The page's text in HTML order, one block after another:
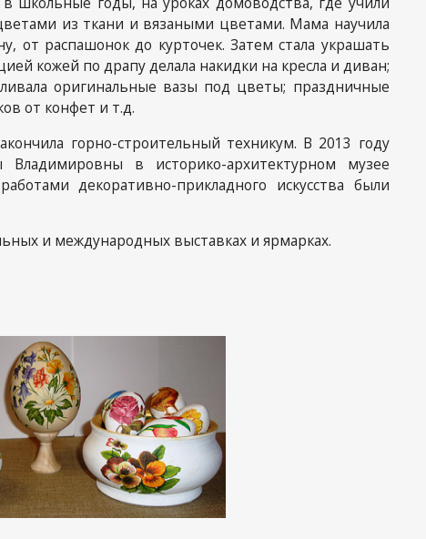
из ткани и вязаными цветами. Мама научила
от распашонок до курточек. Затем стала украшать
кожей по драпу делала накидки на кресла и диван;
оригинальные вазы под цветы; праздничные
от конфет и т.д.
горно-строительный техникум. В 2013 году
Владимировны в историко-архитектурном музее
декоративно-прикладного искусства были
и международных выставках и ярмарках.